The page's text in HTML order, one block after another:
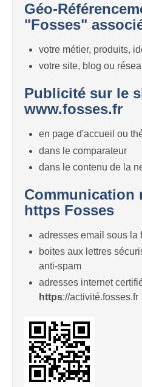
Géo-
"Fosses"
votre métier, produits,
votre site, blog ou
Publicité sur le
www.fosses.fr
en page d'accueil ou
dans le comparateur
dans le contenu de la
Communication
https Fosses
adresses email sous la
boites aux lettres
anti-spam
adresses internet
https://activité.fosses.fr